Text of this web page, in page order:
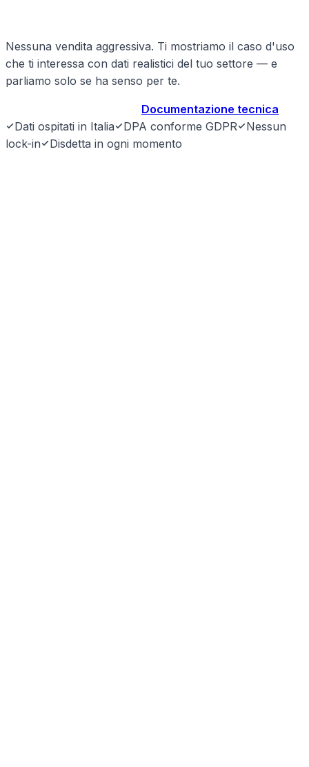
Nessuna vendita aggressiva. Ti mostriamo il caso d'uso
che ti interessa con dati realistici del tuo settore — e
parliamo solo se ha senso per te.
Documentazione tecnica
Dati ospitati in Italia
DPA conforme GDPR
Nessun
lock-in
Disdetta in ogni momento